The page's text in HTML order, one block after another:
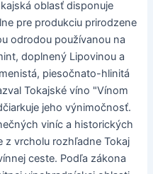
oblasť disponuje
pre produkciu prirodzene
odrodou používanou na
doplnený Lipovinou a
piesočnato-hlinitá
Tokajské víno "Vínom
jeho výnimočnosť.
viníc a historických
z vrcholu rozhľadne Tokaj
ceste. Podľa zákona